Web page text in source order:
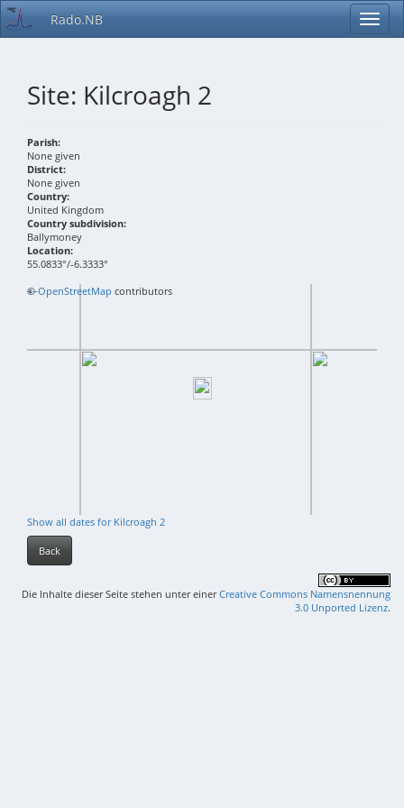
Rado.NB
Site: Kilcroagh 2
Parish:
None given
District:
None given
Country:
United Kingdom
Country subdivision:
Ballymoney
Location:
55.0833°/-6.3333°
+−
©OpenStreetMap contributors
Show all dates for Kilcroagh 2
Back
Die Inhalte dieser Seite stehen unter einerCreative Commons Namensnennung
3.0 Unported Lizenz.